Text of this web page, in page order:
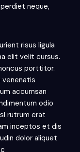
neque,
risus ligula
elit velit cursus.
porttitor.
venenatis
accumsan
odio
rutrum erat
inceptos et dis
dolor aliquet